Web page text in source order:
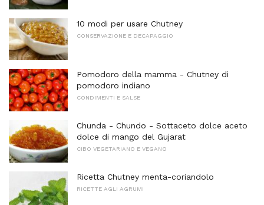
10 modi per usare Chutney
CONSERVAZIONE E DECAPAGGIO
Pomodoro della mamma - Chutney di
pomodoro indiano
CONDIMENTI E SALSE
Chunda - Chundo - Sottaceto dolce aceto
dolce di mango del Gujarat
CIBO VEGETARIANO E VEGANO
Ricetta Chutney menta-coriandolo
RICETTE AGLI AGRUMI